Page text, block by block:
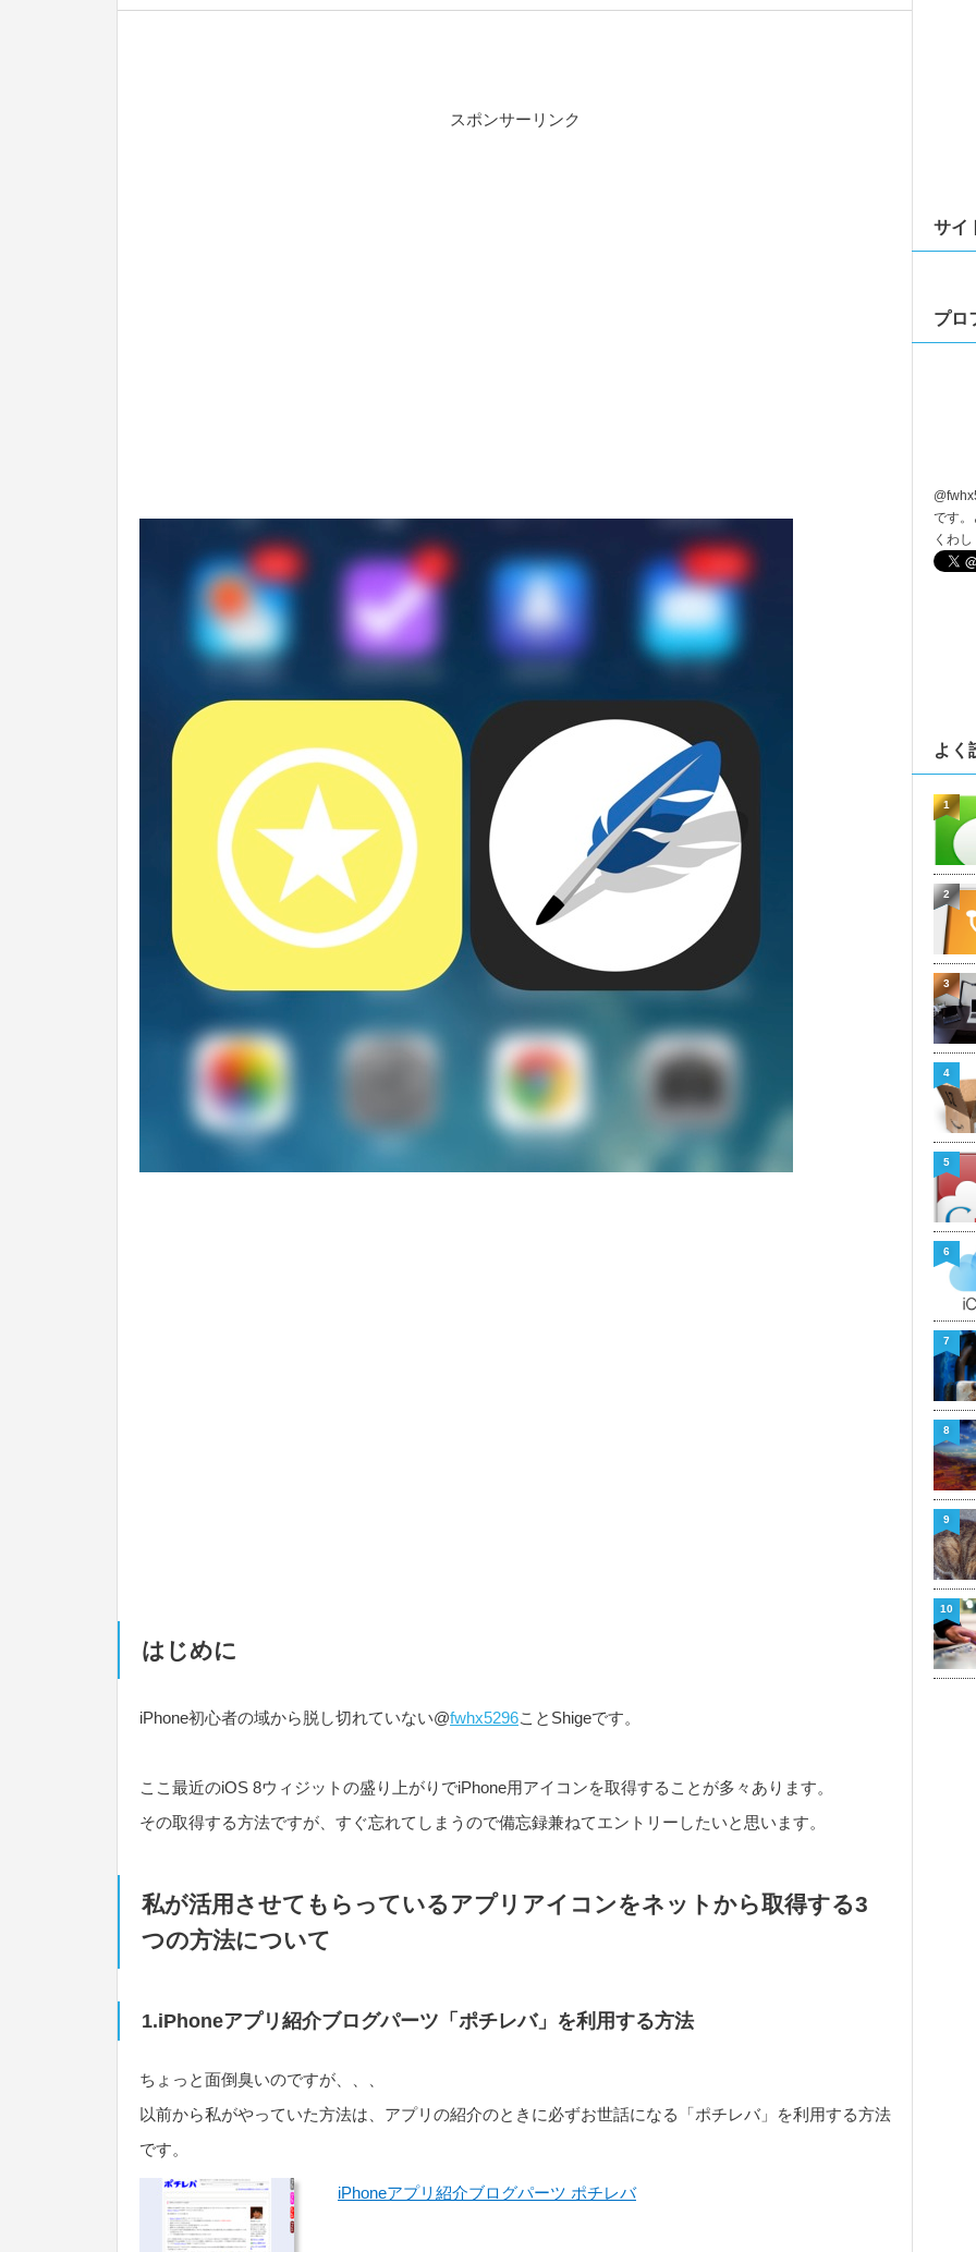
スポンサーリンク
はじめに
iPhone初心者の域から脱し切れていない@fwhx5296ことShigeです。
ここ最近のiOS 8ウィジットの盛り上がりでiPhone用アイコンを取得することが多々あります。
その取得する方法ですが、すぐ忘れてしまうので備忘録兼ねてエントリーしたいと思います。
私が活用させてもらっているアプリアイコンをネットから取得する3
つの方法について
1.iPhoneアプリ紹介ブログパーツ「ポチレバ」を利用する方法
ちょっと面倒臭いのですが、、、
以前から私がやっていた方法は、アプリの紹介のときに必ずお世話になる「ポチレバ」を利用する方法
です。
iPhoneアプリ紹介ブログパーツ ポチレバ
サイ
プロ
@
です。
くわ
よく
1
2
3
4
5
6
7
8
9
10